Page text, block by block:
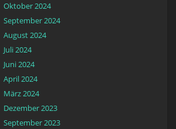
Oktober 2024
September 2024
August 2024
Juli 2024
Juni 2024
April 2024
März 2024
Dezember 2023
September 2023